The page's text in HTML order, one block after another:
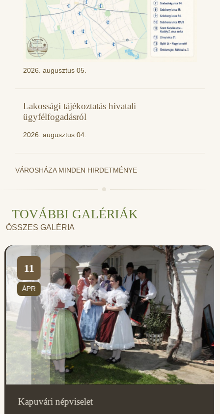
2026. augusztus 05.
Lakossági tájékoztatás hivatali
ügyfélfogadásról
2026. augusztus 04.
VÁROSHÁZA MINDEN HIRDETMÉNYE
TOVÁBBI GALÉRIÁK
ÖSSZES GALÉRIA
11
ÁPR
Kapuvári népviselet